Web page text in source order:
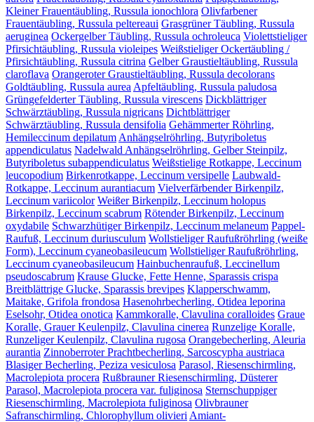
Kleiner Frauentäubling, Russula ionochlora Olivfarbener
Frauentäubling, Russula peltereaui Grasgrüner Täubling, Russula
aeruginea Ockergelber Täubling, Russula ochroleuca Violettstieliger
Pfirsichtäubling, Russula violeipes Weißstieliger Ockertäubling /
Pfirsichtäubling, Russula citrina Gelber Graustieltäubling, Russula
claroflava Orangeroter Graustieltäubling, Russula decolorans
Goldtäubling, Russula aureaApfeltäubling, Russula paludosa
Grüngefelderter Täubling, Russula virescens Dickblättriger
Schwärztäubling, Russula nigricans Dichtblättriger
Schwärztäubling, Russula densifolia Gehämmerter Röhrling,
Hemileccinum depilatumAnhängselröhrling, Butyriboletus
appendiculatus Nadelwald Anhängselröhrling, Gelber Steinpilz,
Butyriboletus subappendiculatus Weißstielige Rotkappe, Leccinum
leucopodium Birkenrotkappe, Leccinum versipelle Laubwald-
Rotkappe, Leccinum aurantiacum Vielverfärbender Birkenpilz,
Leccinum variicolor Weißer Birkenpilz, Leccinum holopus
Birkenpilz, Leccinum scabrum Rötender Birkenpilz, Leccinum
oxydabile Schwarzhütiger Birkenpilz, Leccinum melaneum Pappel-
Raufuß, Leccinum duriusculum Wollstieliger Raufußröhrling (weiße
Form), Leccinum cyaneobasileucum Wollstieliger Raufußröhrling,
Leccinum cyaneobasileucum Hainbuchenraufuß, Leccinellum
pseudoscabrum Krause Glucke, Fette Henne, Sparassis crispa
Breitblättrige Glucke, Sparassis brevipes Klapperschwamm,
Maitake, Grifola frondosa Hasenohrbecherling, Otidea leporina
Eselsohr, Otidea onotica Kammkoralle, Clavulina coralloides Graue
Koralle, Grauer Keulenpilz, Clavulina cinerea Runzelige Koralle,
Runzeliger Keulenpilz, Clavulina rugosa Orangebecherling, Aleuria
aurantia Zinnoberroter Prachtbecherling, Sarcoscypha austriaca
Blasiger Becherling, Peziza vesiculosa Parasol, Riesenschirmling,
Macrolepiota procera Rußbrauner Riesenschirmling, Düsterer
Parasol, Macrolepiota procera var. fuliginosa Sternschuppiger
Riesenschirmling, Macrolepiota fuliginosa Olivbrauner
Safranschirmling, Chlorophyllum olivieriAmiant-